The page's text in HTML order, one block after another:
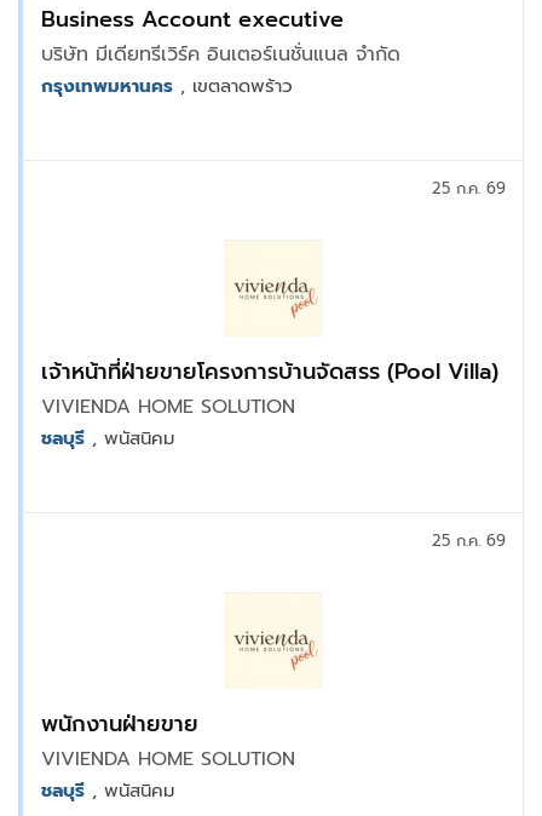
ฺBusiness Account executive
บริษัท มีเดียทรีเวิร์ค อินเตอร์เนชั่นแนล จำกัด
กรุงเทพมหานคร , เขตลาดพร้าว
เจ้าหน้าที่ฝ่ายขายโครงการบ้านจัดสรร (Pool Villa)
VIVIENDA HOME SOLUTION
25 ก.ค. 69
ชลบุรี , พนัสนิคม
พนักงานฝ่ายขาย
VIVIENDA HOME SOLUTION
25 ก.ค. 69
ชลบุรี , พนัสนิคม